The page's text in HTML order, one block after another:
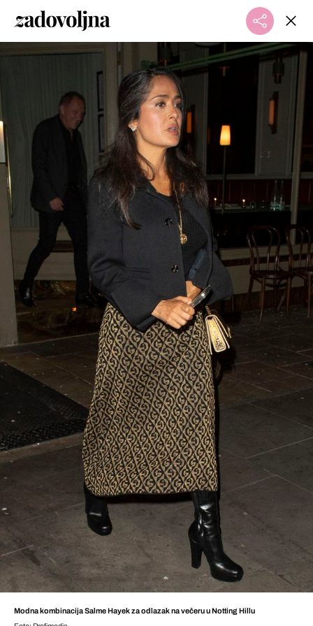
Modna kombinacija Salme Hayek za odlazak na večeru u Notting Hillu